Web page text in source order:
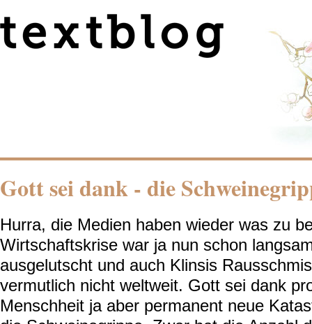
Gott sei dank - die
Hurra, die Medien haben wieder was zu
Wirtschaftskrise war ja nun schon
ausgelutscht und auch Klinsis
vermutlich nicht weltweit. Gott sei dank
Menschheit ja aber permanent neue